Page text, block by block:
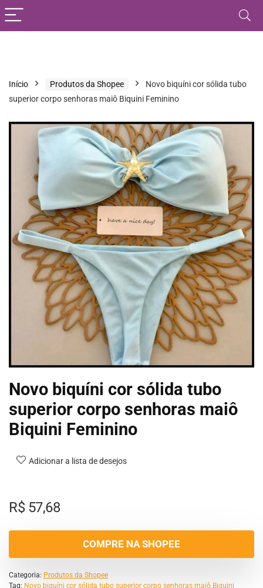
Início Produtos da Shopee
Novo biquíni cor sólida tubo
superior corpo senhoras maiô Biquini Feminino
Novo biquíni cor sólida tubo
superior corpo senhoras maiô
Biquini Feminino
Adicionar a lista de desejos
R$57,68
COMPRE NA SHOPEE
Categoria: Produtos da Shopee
Tag: Novo biquíni cor sólida tubo superior corpo senhoras maiô Biquini